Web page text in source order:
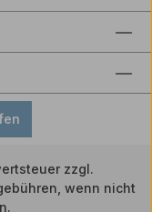
zzgl.
wenn nicht